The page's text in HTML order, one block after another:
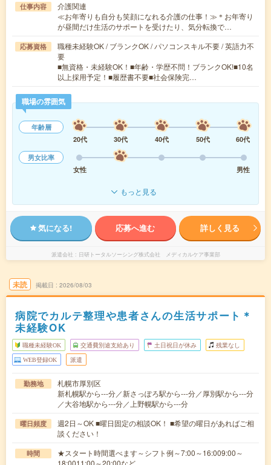
仕事内容
介護関連
≪お年寄りも自分も笑顔になれる介護の仕事！≫＊お年寄り
が昼間だけ生活のサポートを受けたり、気分転換で…
応募資格
職種未経験OK / ブランクOK / パソコンスキル不要 / 英語力不
要
■無資格・未経験OK！■年齢・学歴不問！ブランクOK!■10名
以上採用予定！■履歴書不要■社会保険完…
職場の雰囲気
年齢層
20代
30代 40代 50代
60代
男女比率
女性
男性
もっと見る
気になる! 応募へ進む 詳しく見る
派遣会社 日研トータルソーシング株式会社 メディカルケア事業部
未読 掲載日 2026/08/03
病院でカルテ整理や患者さんの生活サポート＊
未経験OK
職種未経験OK 交通費別途支給あり 土日祝日が休み 残業なし
WEB登録OK 派遣
勤務地
札幌市厚別区
新札幌駅から---分／新さっぽろ駅から---分／厚別駅から---分
／大谷地駅から---分／上野幌駅から---分
曜日頻度
週2日～OK ■曜日固定の相談OK！ ■希望の曜日があればご相
談ください！
時間
★スタート時間選べます～シフト例～7:00～16:009:00～
18:0011:00～20:00など…